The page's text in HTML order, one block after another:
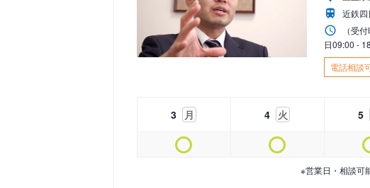
近鉄
（受
日09:00 -
電話相談
3 月 4 火 5
※営業日・相談可